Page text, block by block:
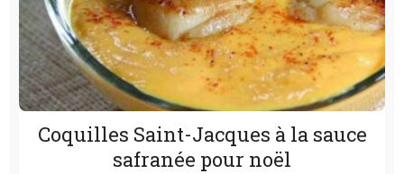
Coquilles Saint-Jacques à la sauce
safranée pour noël